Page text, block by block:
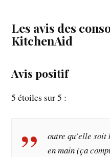
Les avis des
KitchenAid
Avis positif
5 étoiles sur 5 :
outre qu’elle
en main (ça